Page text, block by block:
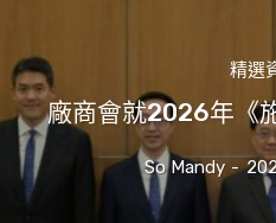
精選
廠商會就2026年《
So Mandy -